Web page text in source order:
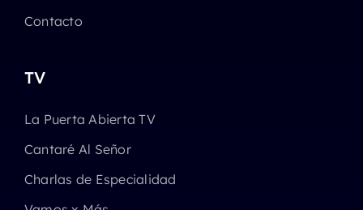
Contacto
TV
La Puerta Abierta TV
Cantaré Al Señor
Charlas de Especialidad